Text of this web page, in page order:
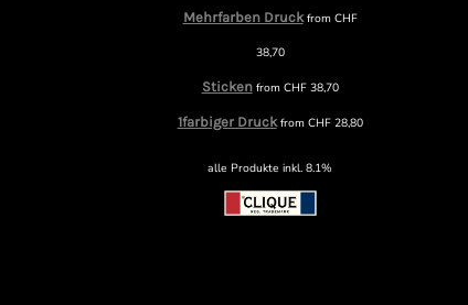
Mehrfarben Druckfrom CHF
38,70
Stickenfrom CHF38,70
1farbiger Druckfrom CHF28,80
alle Produkte inkl. 8.1%